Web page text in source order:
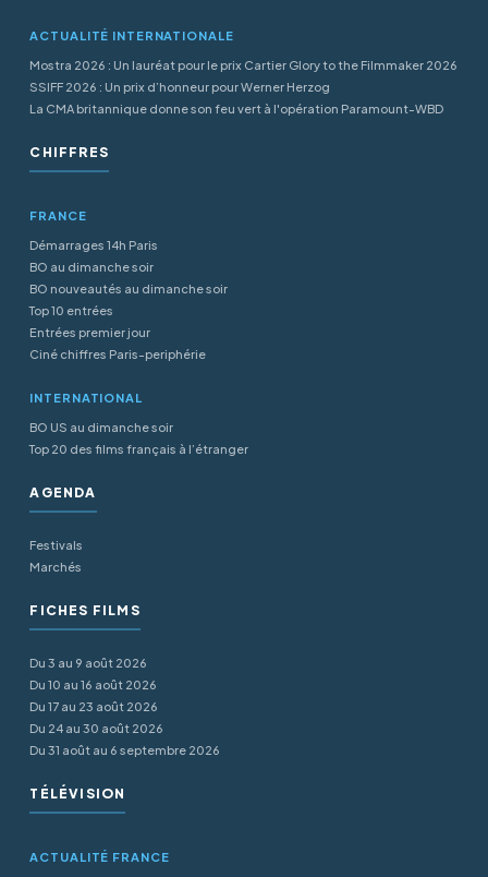
ACTUALITÉ INTERNATIONALE
Mostra 2026 : Un lauréat pour le prix Cartier Glory to the Filmmaker 2026
SSIFF 2026 : Un prix d’honneur pour Werner Herzog
La CMA britannique donne son feu vert à l'opération Paramount-WBD
CHIFFRES
FRANCE
Démarrages 14h Paris
BO au dimanche soir
BO nouveautés au dimanche soir
Top 10 entrées
Entrées premier jour
Ciné chiffres Paris-periphérie
INTERNATIONAL
BO US au dimanche soir
Top 20 des films français à l’étranger
AGENDA
Festivals
Marchés
FICHES FILMS
Du 3 au 9 août 2026
Du 10 au 16 août 2026
Du 17 au 23 août 2026
Du 24 au 30 août 2026
Du 31 août au 6 septembre 2026
TÉLÉVISION
ACTUALITÉ FRANCE